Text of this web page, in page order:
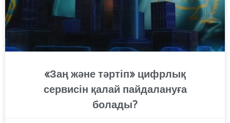
«Заң және тәртіп» цифрлық
сервисін қалай пайдалануға
болады?